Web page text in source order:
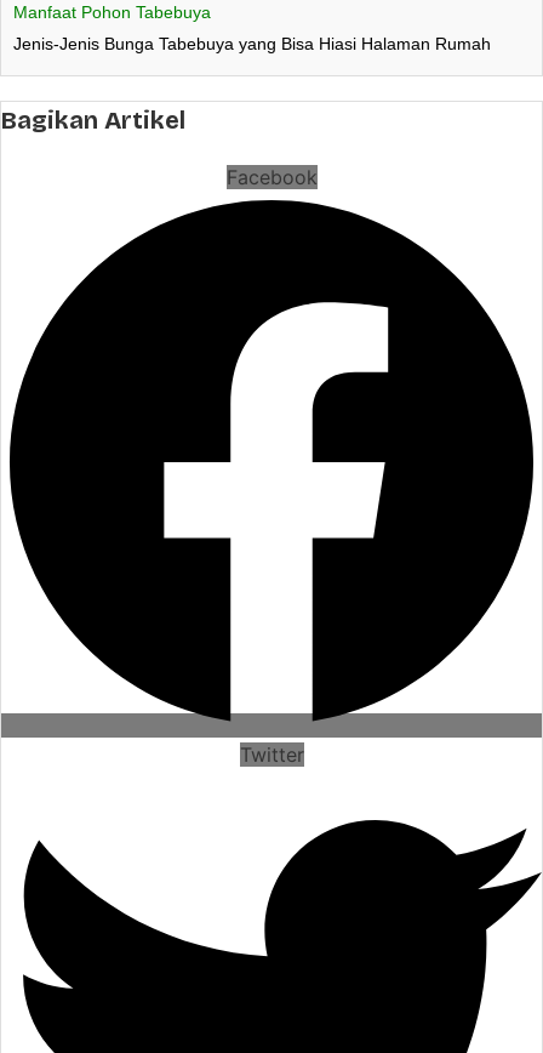
Manfaat Pohon Tabebuya
Jenis-Jenis Bunga Tabebuya yang Bisa Hiasi Halaman Rumah
Bagikan Artikel
Facebook
Twitter